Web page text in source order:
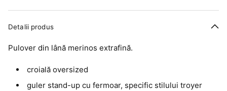
Detalii produs
Pulover din lână merinos extrafină.
croială oversized
guler stand-up cu fermoar, specific stilului troyer